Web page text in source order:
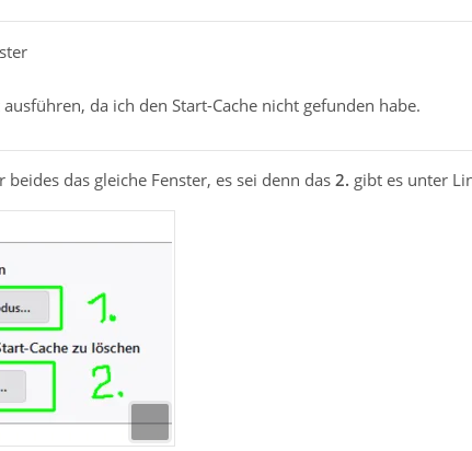
da ich den Start-Cache nicht gefunden habe.
beides das gleiche Fenster, es sei denn das 2. gibt es unter